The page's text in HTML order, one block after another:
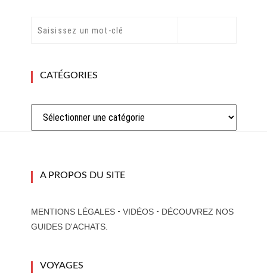
CATÉGORIES
A PROPOS DU SITE
MENTIONS LÉGALES- VIDÉOS- DÉCOUVREZ NOS
GUIDES D'ACHATS.
VOYAGES